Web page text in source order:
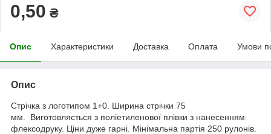
0,50 ₴
Опис Характеристики Доставка Оплата Умови
Опис
Стрічка з логотипом 1+0. Ширина стрічки 75
мм. Виготовляється з поліетиленової плівки з нанесенням
флексодруку. Ціни дуже гарні. Мінімальна партія 250 рулонів.